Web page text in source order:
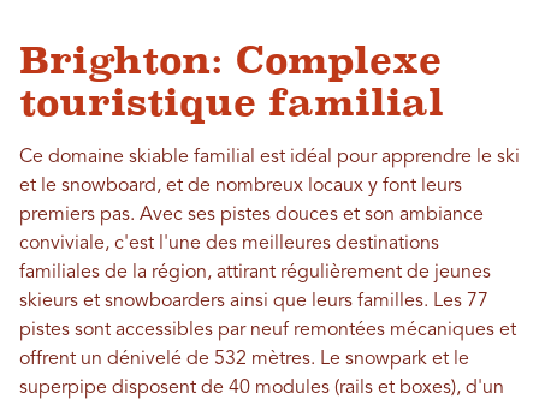
Brighton: Complexe
touristique familial
Ce domaine skiable familial est idéal pour apprendre le ski
et le snowboard, et de nombreux locaux y font leurs
premiers pas. Avec ses pistes douces et son ambiance
conviviale, c'est l'une des meilleures destinations
familiales de la région, attirant régulièrement de jeunes
skieurs et snowboarders ainsi que leurs familles. Les 77
pistes sont accessibles par neuf remontées mécaniques et
offrent un dénivelé de 532 mètres. Le snowpark et le
superpipe disposent de 40 modules (rails et boxes), d'un